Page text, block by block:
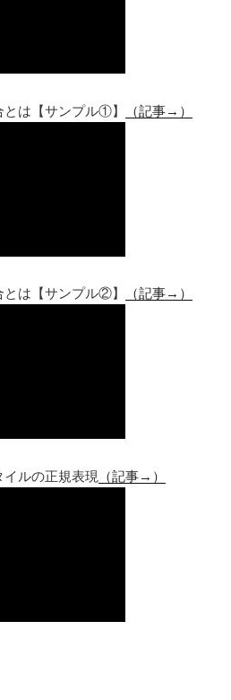
は【サンプル①】 （記事→）
は【サンプル②】 （記事→）
ルの正規表現 （記事→）